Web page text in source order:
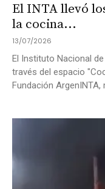
El INTA llevó
la cocina...
13/07/2026
El Instituto Nacional
través del espacio
Fundación